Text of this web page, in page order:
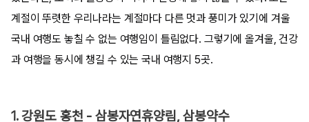
계절이 뚜렷한 우리나라는 계절마다 다른 멋과 풍미가 있기에 겨울
국내 여행도 놓칠 수 없는 여행임이 틀림없다. 그렇기에 올겨울, 건강
과 여행을 동시에 챙길 수 있는 국내 여행지 5곳.
1. 강원도 홍천 - 삼봉자연휴양림, 삼봉약수